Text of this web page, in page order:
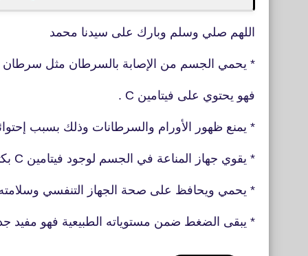
اللهم صلي وسلم وبارك على سيدنا محمد
* يحمي الجسم من الإصابة بالسرطان مثل سرطان
فهو يحتوي على فيتامين C .
* يمنع ظهور الأورام والسرطانات وذلك بسبب
* يقوي جهاز المناعة في الجسم لوجود فيتامين C بكثرة .
* يحمي ويحافظ على صحة الجهاز التنفسي
* يبقى الضغط ضمن مستوياته الطبيعية فهو مفيد